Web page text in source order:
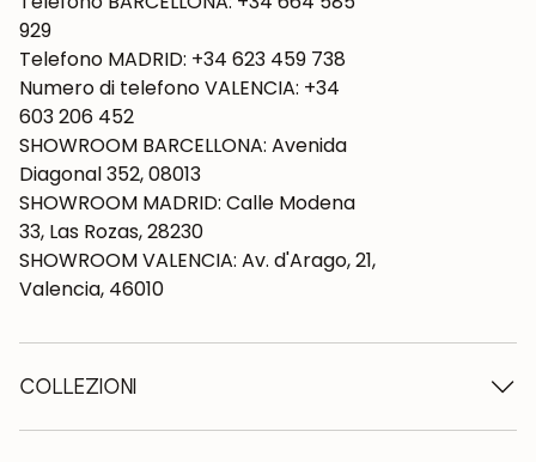
929
Telefono MADRID: +34 623 459 738
Numero di telefono VALENCIA: +34
603 206 452
SHOWROOM BARCELLONA: Avenida
Diagonal 352, 08013
SHOWROOM MADRID: Calle Modena
33, Las Rozas, 28230
SHOWROOM VALENCIA: Av. d'Arago, 21,
Valencia, 46010
COLLEZIONI
Tavoli in legno